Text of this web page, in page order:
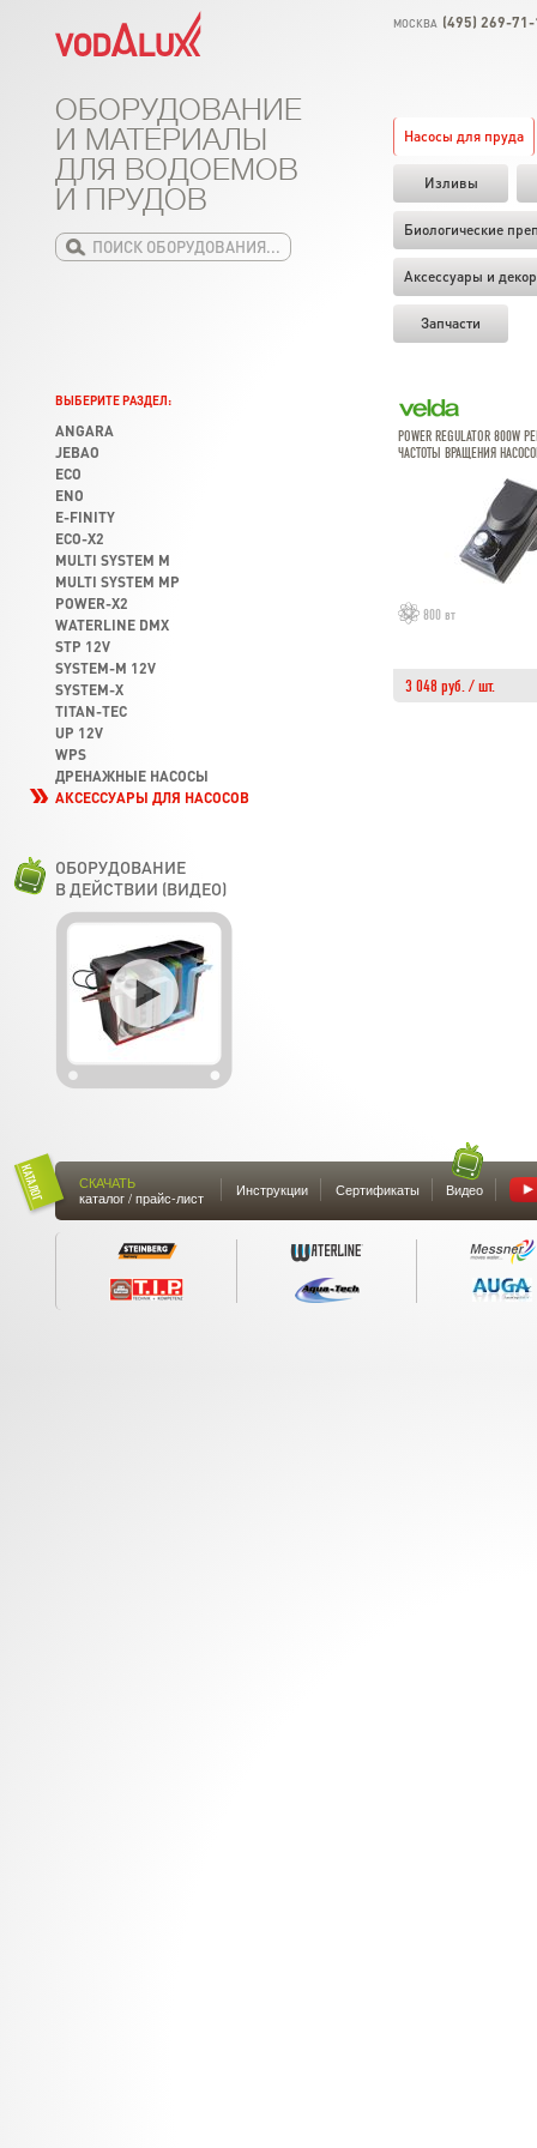
МОСКВА (495) 269-
Насосы для пруда
Изливы
Биологические
Аксессуары и декор
Запчасти
ОБОРУДОВАНИЕ
И МАТЕРИАЛЫ
ДЛЯ ВОДОЕМОВ
И ПРУДОВ
POWER REGULATOR 800W
ЧАСТОТЫ ВРАЩЕНИЯ
800 вт
3 048 руб. / шт.
ВЫБЕРИТЕ РАЗДЕЛ:
ANGARA
JEBAO
ECO
ENO
E-FINITY
ECO-X2
MULTI SYSTEM M
MULTI SYSTEM MP
POWER-X2
WATERLINE DMX
STP 12V
SYSTEM-M 12V
SYSTEM-X
TITAN-TEC
UP 12V
WPS
ДРЕНАЖНЫЕ НАСОСЫ
АКСЕССУАРЫ ДЛЯ НАСОСОВ
ОБОРУДОВАНИЕ
В ДЕЙСТВИИ (ВИДЕО)
СКАЧАТЬ
каталог / прайс-лист
Инструкции Сертификаты Видео